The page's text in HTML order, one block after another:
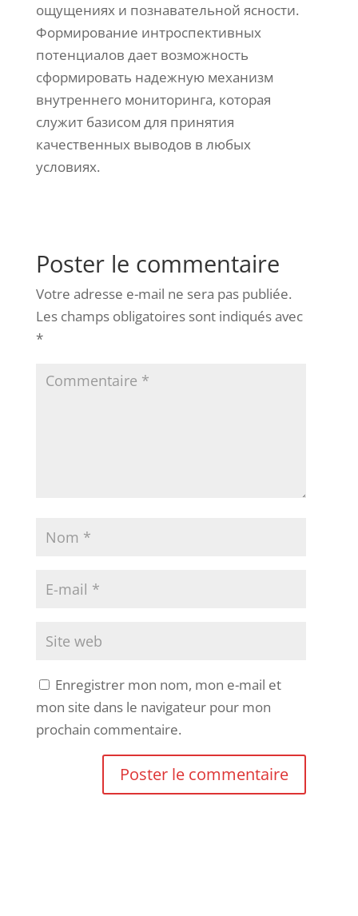
ощущениях и познавательной ясности.
Формирование интроспективных
потенциалов дает возможность
сформировать надежную механизм
внутреннего мониторинга, которая
служит базисом для принятия
качественных выводов в любых
условиях.
Poster le commentaire
Votre adresse e-mail ne sera pas publiée.
Les champs obligatoires sont indiqués avec
*
Enregistrer mon nom, mon e-mail et
mon site dans le navigateur pour mon
prochain commentaire.